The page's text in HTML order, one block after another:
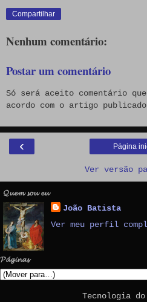
Compartilhar
Nenhum comentário:
Postar um comentário
Só será aceito comentário
acordo com o artigo
‹ Página
Ver versão
𝓠𝓾𝓮𝓶 𝓼𝓸𝓾 𝓮𝓾
João Batista
Ver meu perfil
𝓟𝓪́𝓰𝓲𝓷𝓪𝓼
Tecnologia do